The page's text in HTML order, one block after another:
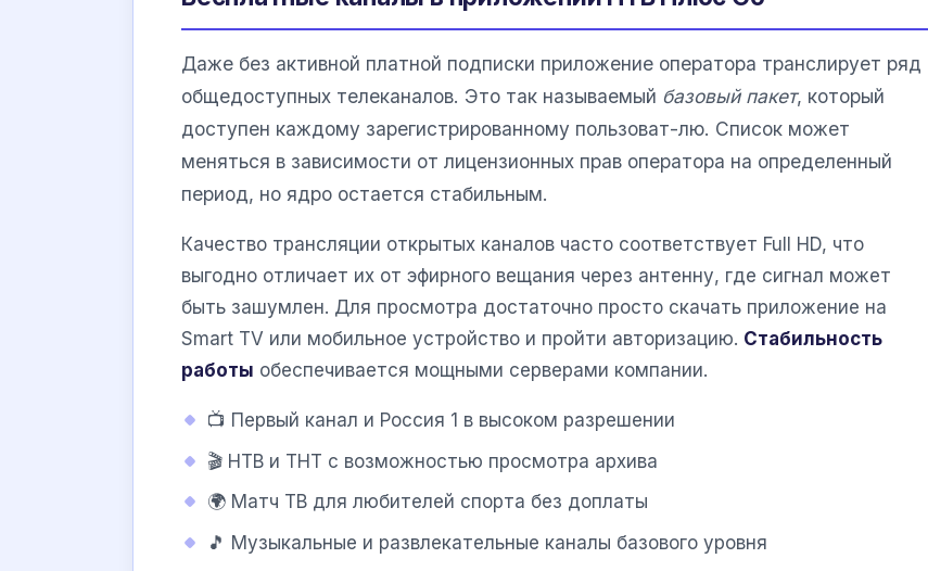
Даже без активной платной подписки приложение оператора транслирует ряд
общедоступных телеканалов. Это так называемый базовый пакет, который
доступен каждому зарегистрированному пользоват-лю. Список может
меняться в зависимости от лицензионных прав оператора на определенный
период, но ядро остается стабильным.
Качество трансляции открытых каналов часто соответствует Full HD, что
выгодно отличает их от эфирного вещания через антенну, где сигнал может
быть зашумлен. Для просмотра достаточно просто скачать приложение на
Smart TV или мобильное устройство и пройти авторизацию. Стабильность
работы обеспечивается мощными серверами компании.
📺 Первый канал и Россия 1 в высоком разрешении
🎬 НТВ и ТНТ с возможностью просмотра архива
🌍 Матч ТВ для любителей спорта без доплаты
🎵 Музыкальные и развлекательные каналы базового уровня